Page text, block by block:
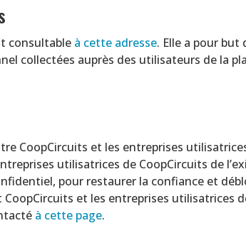
consultable à cette adresse. Elle a pour
collectées auprès des utilisateurs de la
CoopCircuits et les entreprises
utilisatrices de CoopCircuits de
pour restaurer la confiance et
et les entreprises utilisatrices
à cette page.